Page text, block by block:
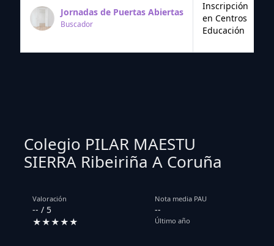
Jornadas de Puertas Abiertas
Buscador
Inscripción
en Centros
Educación
Colegio PILAR MAESTU
SIERRA Ribeiriña A Coruña
Valoración
-- / 5
★★★★★
Nota media PAU
--
Último año